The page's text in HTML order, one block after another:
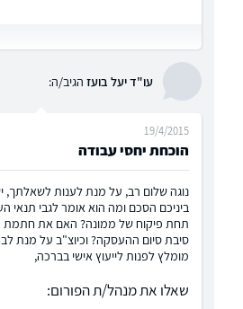
עו"ד יעל בועז הגיב/ה:
הוכחת יחסי עבודה
19/4/2015
נוגה שלום רב, על מנת לענות
ביניכם הסכם ומה הוא אומר לגבי
תחת פיקוח של ממונה? האם את חתמת
סיבת סיום ההעסקה? וכיוצ"ב על מנת
מומלץ לפנות לייעוץ אישי בברכה,
שאלו את מנהל/ת הפורום: